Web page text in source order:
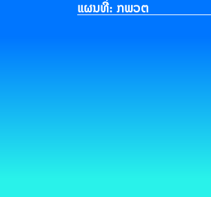
ແຜນທີ່: ກພວຕ